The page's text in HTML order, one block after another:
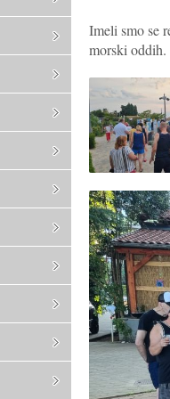
Imeli smo se
morski oddih.